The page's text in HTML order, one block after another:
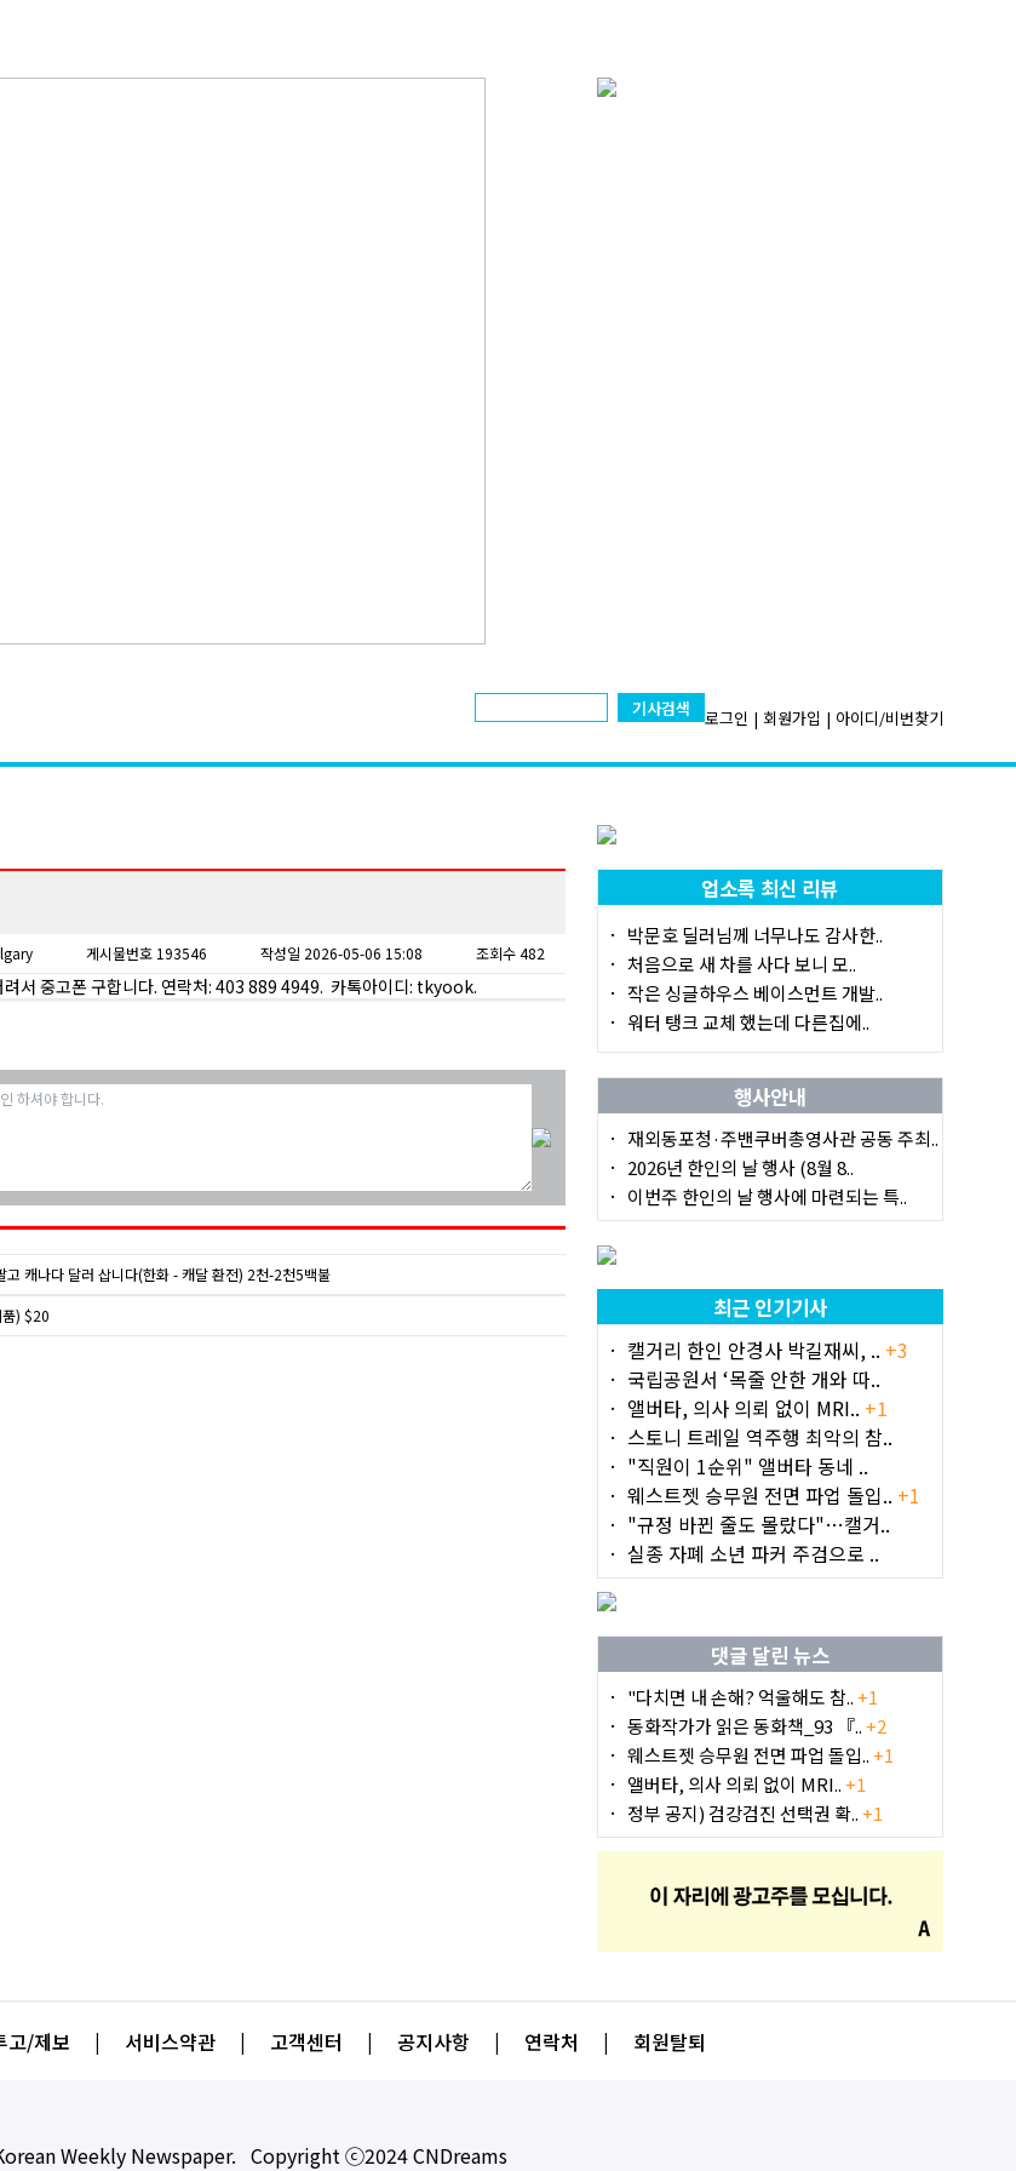
기사검색 로그인 | 회원가입 | 아이디/비번찾기
게시물번호 193546 작성일 2026-05-06 15:08 조회수 482
려서 중고폰 구합니다. 연락처: 403 889 4949. 카톡아이디: tkyook.
고 캐나다 달러 삽니다(한화 - 캐달 환전) 2천-2천5백불
) $20
업소록 최신 리뷰
박문호 딜러님께 너무나도 감사한..
처음으로 새 차를 사다 보니 모..
작은 싱글하우스 베이스먼트 개발..
워터 탱크 교체 했는데 다른집에..
행사안내
재외동포청·주밴쿠버총영사관 공동 주최..
2026년 한인의 날 행사 (8월 8..
이번주 한인의 날 행사에 마련되는 특..
최근 인기기사
캘거리 한인 안경사 박길재씨, .. +3
국립공원서 ‘목줄 안한 개와 따..
앨버타, 의사 의뢰 없이 MRI.. +1
스토니 트레일 역주행 최악의 참..
"직원이 1순위" 앨버타 동네 ..
웨스트젯 승무원 전면 파업 돌입.. +1
"규정 바뀐 줄도 몰랐다"…캘거..
실종 자폐 소년 파커 주검으로 ..
댓글 달린 뉴스
"다치면 내 손해? 억울해도 참..+1
동화작가가 읽은 동화책_93 『..+2
웨스트젯 승무원 전면 파업 돌입..+1
앨버타, 의사 의뢰 없이 MRI..+1
정부 공지) 검강검진 선택권 확..+1
고/제보 | 서비스약관 | 고객센터 | 공지사항 | 연락처 | 회원탈퇴
Weekly Newspaper. Copyright ⓒ2024 CNDreams